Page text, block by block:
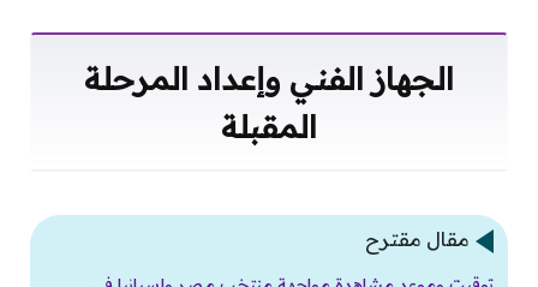
الجهاز الفني وإعداد المرحلة
المقبلة
مقال مقترح